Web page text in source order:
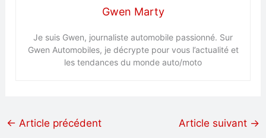
Gwen Marty
Je suis Gwen, journaliste automobile passionné. Sur
Gwen Automobiles, je décrypte pour vous l’actualité et
les tendances du monde auto/moto
← Article précédent Article suivant →